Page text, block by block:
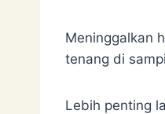
Meninggalkan
tenang di
Lebih penting